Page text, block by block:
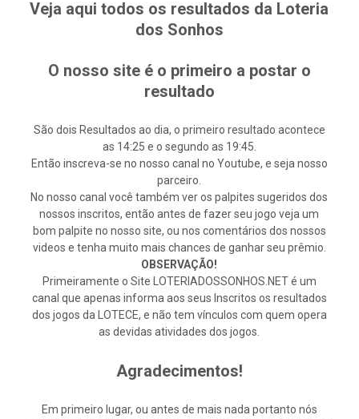
Veja aqui todos os resultados da Loteria
dos Sonhos
O nosso site é o primeiro a postar o
resultado
São dois Resultados ao dia, o primeiro resultado acontece
as 14:25 e o segundo as 19:45.
Então inscreva-se no nosso canal no Youtube, e seja nosso
parceiro.
No nosso canal você também ver os palpites sugeridos dos
nossos inscritos, então antes de fazer seu jogo veja um
bom palpite no nosso site, ou nos comentários dos nossos
videos e tenha muito mais chances de ganhar seu prêmio.
OBSERVAÇÃO!
Primeiramente o Site LOTERIADOSSONHOS.NET é um
canal que apenas informa aos seus Inscritos os resultados
dos jogos da LOTECE, e não tem vínculos com quem opera
as devidas atividades dos jogos.
Agradecimentos!
Em primeiro lugar, ou antes de mais nada portanto nós